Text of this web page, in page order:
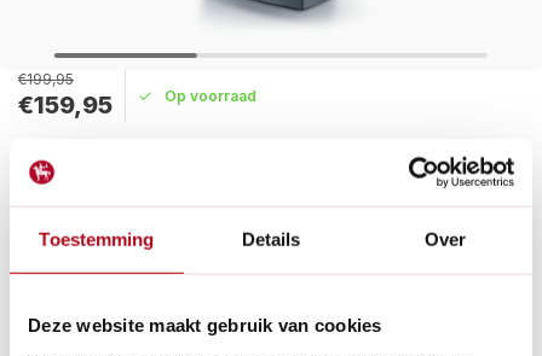
Toestemming Details Over
Deze website maakt gebruik van cookies
€199,95
€159,95 Op voorraad
Maak een keuze:
Lees meer